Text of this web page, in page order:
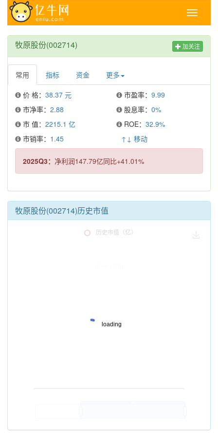
Toggle
牧原股份(002714) 加关注
常用 指标 资金 更多
价 格： 38.37 元 市盈率： 9.99
市净率： 2.88 股息率： 0%
市 值： 2215.1 亿 ROE： 32.9%
市销率： 1.45 ↑↓ 移动
2025Q3： 净利润147.79亿同比+41.01%
牧原股份(002714)历史市值